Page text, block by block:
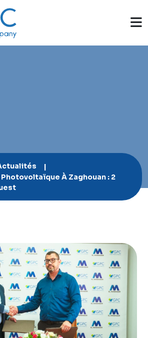
À Zaghouan : 2